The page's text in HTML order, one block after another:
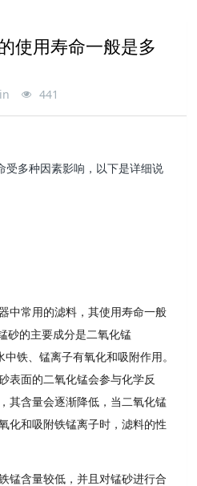
使用寿命一般是多
441
受多种因素影响，以下是详细说
中常用的滤料，其使用寿命一般
砂的主要成分是二氧化锰
中铁、锰离子有氧化和吸附作用。
表面的二氧化锰会参与化学反
其含量会逐渐降低，当二氧化锰
化和吸附铁锰离子时，滤料的性
锰含量较低，并且对锰砂进行合